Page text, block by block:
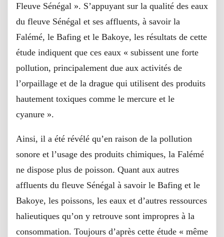
Fleuve Sénégal ». S’appuyant sur la qualité des eaux
du fleuve Sénégal et ses affluents, à savoir la
Falémé, le Bafing et le Bakoye, les résultats de cette
étude indiquent que ces eaux « subissent une forte
pollution, principalement due aux activités de
l’orpaillage et de la drague qui utilisent des produits
hautement toxiques comme le mercure et le
cyanure ».
Ainsi, il a été révélé qu’en raison de la pollution
sonore et l’usage des produits chimiques, la Falémé
ne dispose plus de poisson. Quant aux autres
affluents du fleuve Sénégal à savoir le Bafing et le
Bakoye, les poissons, les eaux et d’autres ressources
halieutiques qu’on y retrouve sont impropres à la
consommation. Toujours d’après cette étude « même